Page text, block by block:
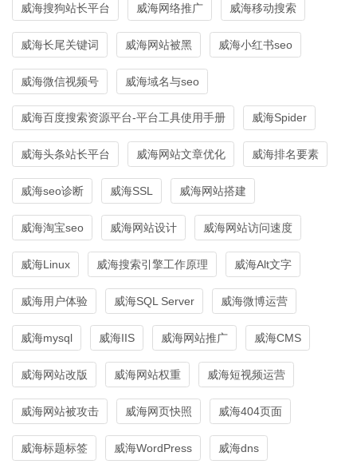
威海搜狗站长平台 威海网络推广 威海移动搜索
威海长尾关键词 威海网站被黑 威海小红书seo
威海微信视频号 威海域名与seo
威海百度搜索资源平台-平台工具使用手册 威海Spider
威海头条站长平台 威海网站文章优化 威海排名要素
威海seo诊断 威海SSL 威海网站搭建
威海淘宝seo 威海网站设计 威海网站访问速度
威海Linux 威海搜索引擎工作原理 威海Alt文字
威海用户体验 威海SQL Server 威海微博运营
威海mysql 威海IIS 威海网站推广 威海CMS
威海网站改版 威海网站权重 威海短视频运营
威海网站被攻击 威海网页快照 威海404页面
威海标题标签 威海WordPress 威海dns